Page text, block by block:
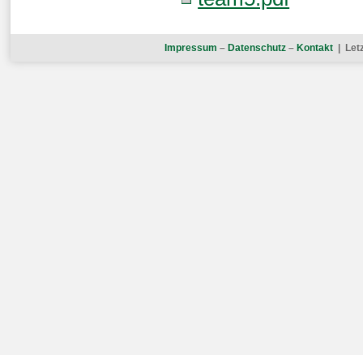
Impressum – Datenschutz– Kontakt|